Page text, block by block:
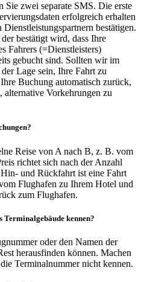
Sie zwei separate SMS. Die erste
erfolgreich erhalten
bestätigen.
bestätigt wird, dass Ihre
Fahrers (=Dienstleisters)
gebucht sind. Sollten wir im
Lage sein, Ihre Fahrt zu
Buchung automatisch zurück,
alternative Vorkehrungen zu
Reise von A nach B, z. B. vom
richtet sich nach der Anzahl
und Rückfahrt ist eine Fahrt
Flughafen zu Ihrem Hotel und
zum Flughafen.
Terminalgebäude kennen?
oder den Namen der
herausfinden können. Machen
Terminalnummer nicht kennen.